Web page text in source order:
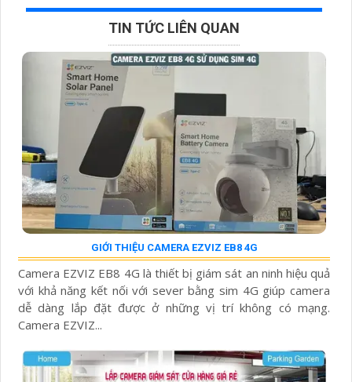
TIN TỨC LIÊN QUAN
GIỚI THIỆU CAMERA EZVIZ EB8 4G
Camera EZVIZ EB8 4G là thiết bị giám sát an ninh hiệu quả
với khả năng kết nối với sever bằng sim 4G giúp camera
dễ dàng lắp đặt được ở những vị trí không có mạng.
Camera EZVIZ...